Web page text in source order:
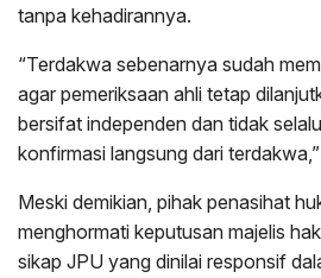
tanpa kehadirannya.
“Terdakwa sebenarnya sudah
agar pemeriksaan ahli tetap
bersifat independen dan tidak
konfirmasi langsung dari
Meski demikian, pihak penasihat
menghormati keputusan majelis
sikap JPU yang dinilai responsif